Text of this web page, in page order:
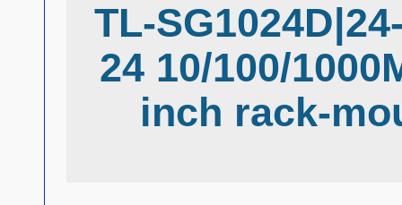
TL-
24 10/100/
inch rack-